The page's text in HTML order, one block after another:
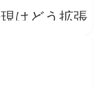
はどう拡張
代の「プロ